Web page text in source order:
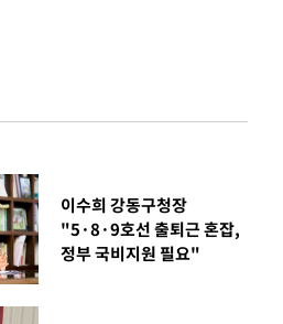
이수희 강동구청장
"5·8·9호선 출퇴근 혼잡,
정부 국비지원 필요"